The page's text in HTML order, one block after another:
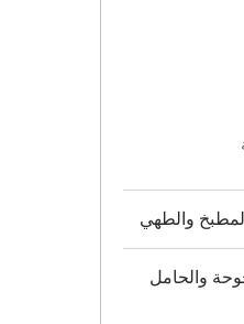
والطهي
والحامل